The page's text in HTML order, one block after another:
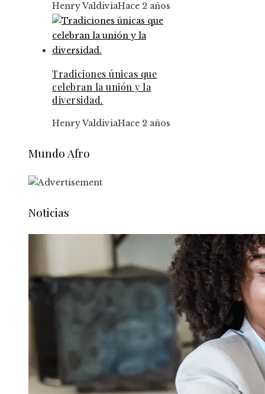
Henry ValdiviaHace 2 años
Tradiciones únicas que
celebran la unión y la
diversidad.
Henry ValdiviaHace 2 años
Mundo Afro
Noticias